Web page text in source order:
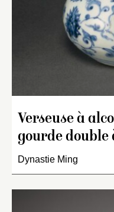
Verseuse à
gourde double
Dynastie Ming